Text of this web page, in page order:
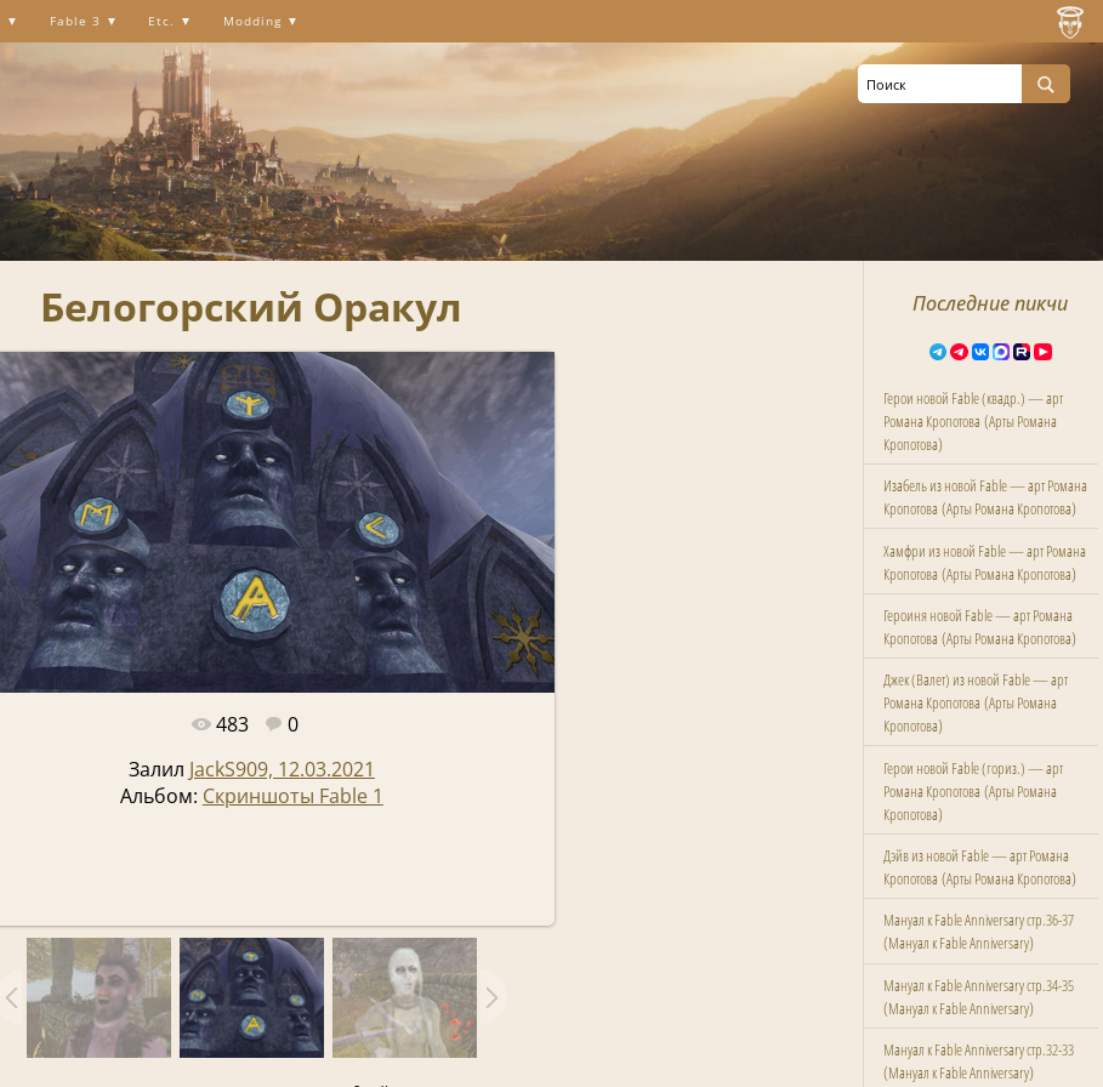
Fable 3 Etc. Modding
Белогорский Оракул
Полный размер - 1920x1080
483
0
Залил JackS909, 12.03.2021
Альбом: Скриншоты Fable 1
Последние пикчи
Герои новой Fable (квадр.) — арт
Романа Кропотова (Арты Романа
Кропотова)
Изабель из новой Fable — арт Романа
Кропотова (Арты Романа Кропотова)
Хамфри из новой Fable — арт Романа
Кропотова (Арты Романа Кропотова)
Героиня новой Fable — арт Романа
Кропотова (Арты Романа Кропотова)
Джек (Валет) из новой Fable — арт
Романа Кропотова (Арты Романа
Кропотова)
Герои новой Fable (гориз.) — арт
Романа Кропотова (Арты Романа
Кропотова)
Дэйв из новой Fable — арт Романа
Кропотова (Арты Романа Кропотова)
Мануал к Fable Anniversary стр.36-37
(Мануал к Fable Anniversary)
Мануал к Fable Anniversary стр.34-35
(Мануал к Fable Anniversary)
Мануал к Fable Anniversary стр.32-33
(Мануал к Fable Anniversary)